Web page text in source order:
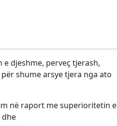
djeshme, perveç tjerash,
shume arsye tjera nga ato
në raport me superioritetin e
dhe